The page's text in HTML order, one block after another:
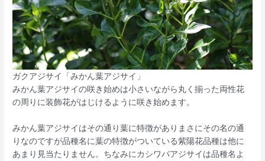
ガクアジサイ「みかん葉アジサイ」
みかん葉アジサイの咲き始めは小さいながら丸く揃った両性花
の周りに装飾花がはじけるように咲き始めます。
みかん葉アジサイはその通り葉に特徴がありまさにその名の通
りなのですが品種名に葉の特徴がついている紫陽花品種は他に
あまり見当たりません。ちなみにカシワバアジサイは品種名よ